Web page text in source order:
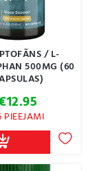
/ L-
500MG (60
12.95
PIEEJAMI